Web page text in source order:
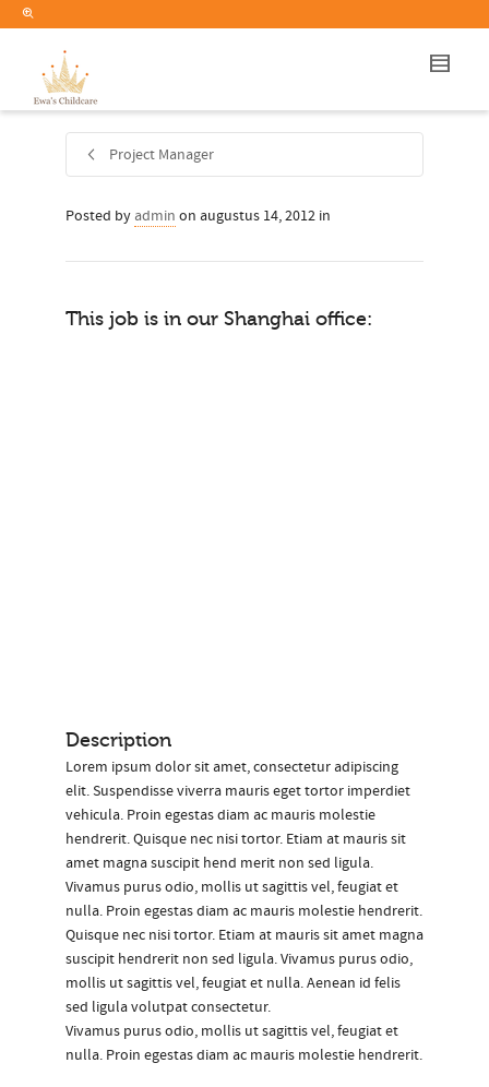
Project Manager
Posted by admin on augustus 14, 2012 in
This job is in our Shanghai office:
Description
Lorem ipsum dolor sit amet, consectetur adipiscing
elit. Suspendisse viverra mauris eget tortor imperdiet
vehicula. Proin egestas diam ac mauris molestie
hendrerit. Quisque nec nisi tortor. Etiam at mauris sit
amet magna suscipit hend merit non sed ligula.
Vivamus purus odio, mollis ut sagittis vel, feugiat et
nulla. Proin egestas diam ac mauris molestie hendrerit.
Quisque nec nisi tortor. Etiam at mauris sit amet magna
suscipit hendrerit non sed ligula. Vivamus purus odio,
mollis ut sagittis vel, feugiat et nulla. Aenean id felis
sed ligula volutpat consectetur.
Vivamus purus odio, mollis ut sagittis vel, feugiat et
nulla. Proin egestas diam ac mauris molestie hendrerit.